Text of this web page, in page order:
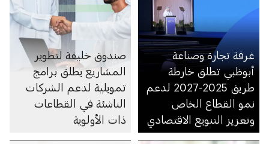
غرفة تجارة وصناعة
أبوظبي تطلق خارطة
طريق 2025-2027 لدعم
نمو القطاع الخاص
وتعزيز التنويع الاقتصادي
صندوق خليفة لتطوير
المشاريع يطلق برامج
تمويلية لدعم الشركات
الناشئة في القطاعات
ذات الأولوية